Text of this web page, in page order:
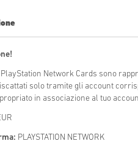
PlayStation Network Cards sono
solo tramite gli account
in associazione al tuo
PLAYSTATION NETWORK